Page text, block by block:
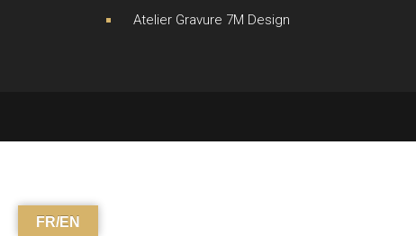
Atelier Gravure 7M Design
FR/EN